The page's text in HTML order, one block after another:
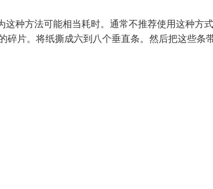
种方法可能相当耗时。通常不推荐使用这种方
碎片。将纸撕成六到八个垂直条。然后把这些条